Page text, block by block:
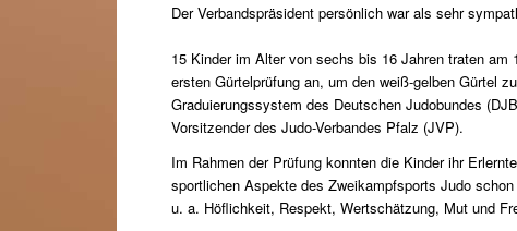
Der Verbandspräsident persönlich war als sehr
15 Kinder im Alter von sechs bis 16 Jahren traten
ersten Gürtelprüfung an, um den weiß-gelben Gürtel
Graduierungssystem des Deutschen Judobundes
Vorsitzender des Judo-Verbandes Pfalz (JVP).
Im Rahmen der Prüfung konnten die Kinder ihr
sportlichen Aspekte des Zweikampfsports Judo
u. a. Höflichkeit, Respekt, Wertschätzung, Mut und